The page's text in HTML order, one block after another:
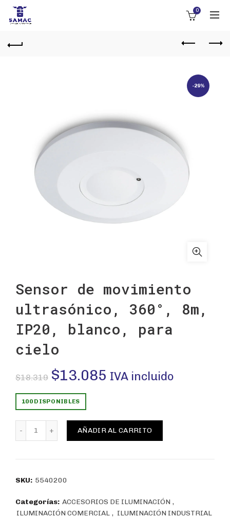
0
-29%
Sensor de movimiento
ultrasónico, 360°, 8m,
IP20, blanco, para
cielo
$18.319 El
precio
original
era:
$13.085 El
actual
es:
IVA incluido
100 DISPONIBLES
Sensor de movimiento ultrasónico, 360°, 8m, IP20,
AÑADIR AL CARRITO
SKU: 5540200
Categorías: ACCESORIOS DE ILUMINACIÓN ,
ILUMINACIÓN COMERCIAL , ILUMINACIÓN INDUSTRIAL